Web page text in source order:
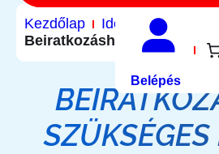
Belépés
Kezdőlap
Idővonal elemek
Beiratkozáshoz szükséges